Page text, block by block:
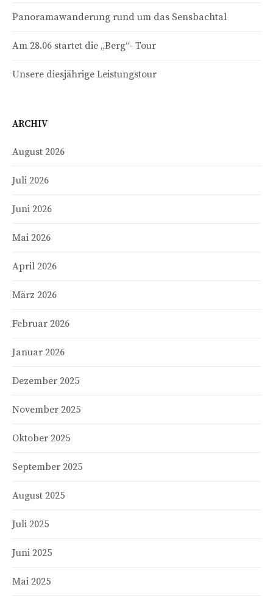
Panoramawanderung rund um das Sensbachtal
Am 28.06 startet die „Berg“- Tour
Unsere diesjährige Leistungstour
ARCHIV
August 2026
Juli 2026
Juni 2026
Mai 2026
April 2026
März 2026
Februar 2026
Januar 2026
Dezember 2025
November 2025
Oktober 2025
September 2025
August 2025
Juli 2025
Juni 2025
Mai 2025